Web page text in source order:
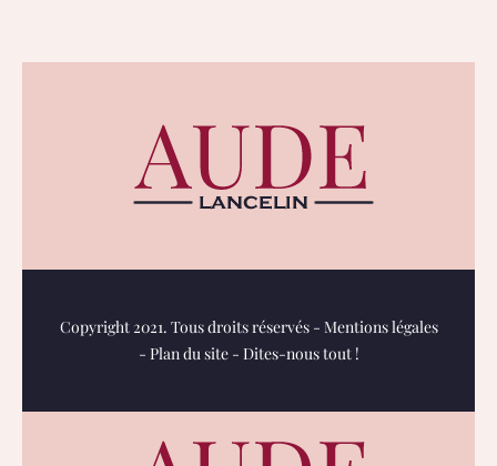
Copyright 2021. Tous droits réservés - Mentions légales
- Plan du site- Dites-nous tout !